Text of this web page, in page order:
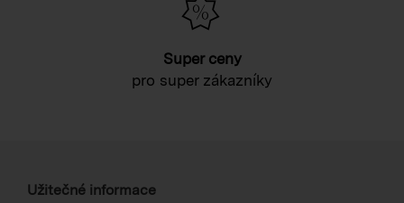
Super ceny
pro super zákazníky
Užitečné informace